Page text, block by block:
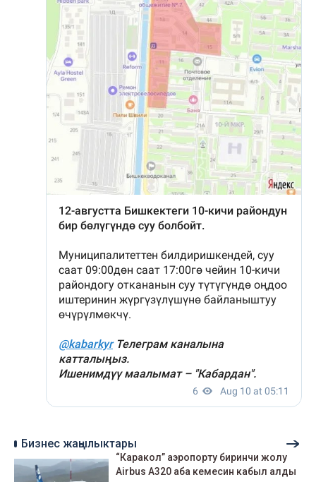
Бизнес жаңылыктары
“Каракол” аэропорту биринчи жолу
Airbus A320 аба кемесин кабыл алды